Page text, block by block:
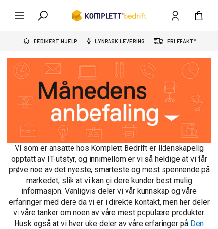
DEDIKERT HJELP LYNRASK LEVERING FRI FRAKT*
Vi som er ansatte hos Komplett Bedrift er lidenskapelig
opptatt av IT-utstyr, og innimellom er vi så heldige at vi får
prøve noe av det nyeste, smarteste og mest spennende på
markedet, slik at vi kan gi dere kunder best mulig
informasjon. Vanligvis deler vi vår kunnskap og våre
erfaringer med dere da vi er i direkte kontakt, men her deler
vi våre tanker om noen av våre mest populære produkter.
Husk også at vi hver uke deler av våre erfaringer på Den